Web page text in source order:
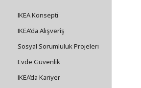
IKEA Konsepti
IKEA'da Alışveriş
Sosyal Sorumluluk Projeleri
Evde Güvenlik
IKEA’da Kariyer